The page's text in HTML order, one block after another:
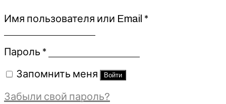
Имя пользователя или Email *Обязательно
Пароль *Обязательно
Запомнить меня Войти
Забыли свой пароль?